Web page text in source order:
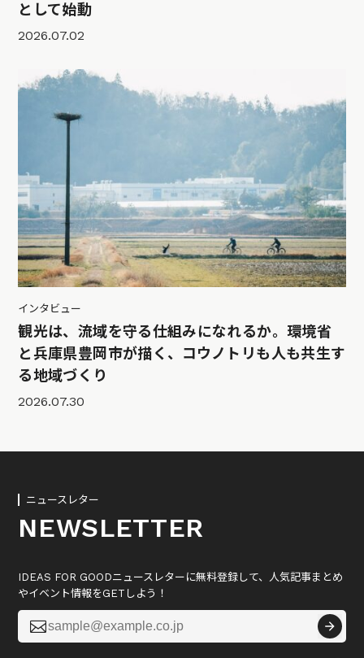
として始動
2026.07.02
インタビュー
観光は、流域を守る仕組みになれるか。環境省
と兵庫県豊岡市が描く、コウノトリも人も共生す
る地域づくり
2026.07.30
ニュースレター
NEWSLETTER
IDEAS FOR GOODニュースレターに無料登録して、人気記事まとめ
やイベント情報をGETしよう！
